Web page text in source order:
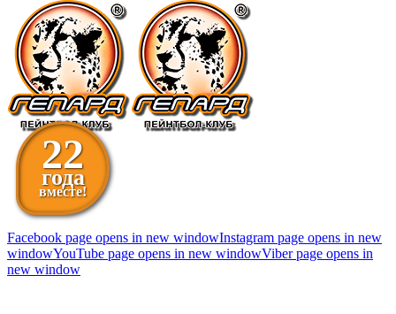
22
года
вместе!
Facebook page opens in new windowInstagram page opens in new
windowYouTube page opens in new windowViber page opens in
new window